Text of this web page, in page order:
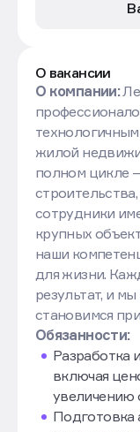
О вакансии
О компании:
жилой
полном цикле
сотрудники
крупных
наши
для жизни.
результат, и
становимся
Обязанности:
Разработка
включая
увеличению
Подготовка